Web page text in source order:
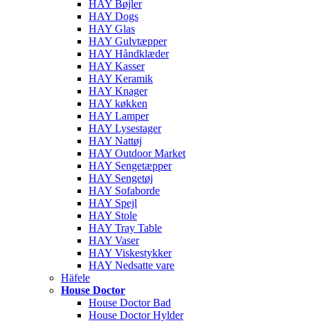
HAY Bøjler
HAY Dogs
HAY Glas
HAY Gulvtæpper
HAY Håndklæder
HAY Kasser
HAY Keramik
HAY Knager
HAY køkken
HAY Lamper
HAY Lysestager
HAY Nattøj
HAY Outdoor Market
HAY Sengetæpper
HAY Sengetøj
HAY Sofaborde
HAY Spejl
HAY Stole
HAY Tray Table
HAY Vaser
HAY Viskestykker
HAY Nedsatte vare
Häfele
House Doctor
House Doctor Bad
House Doctor Hylder